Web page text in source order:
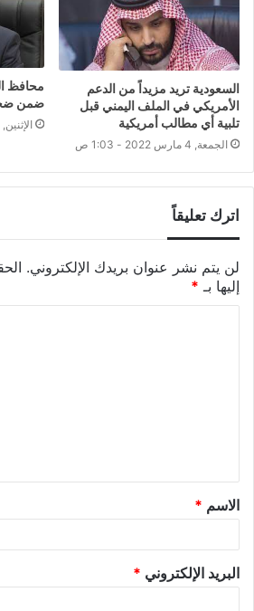
السعودية تريد مزيداً من الدعم
الأمريكي في الملف اليمني قبل
تلبية أي مطالب أمريكية
الجمعة, 4 مارس 2022 - 1:03 ص
محافظ
ضمن
الإثنين, 30 مارس 2020 - 3:46 م
اترك تعليقاً
لن يتم نشر عنوان بريدك الإلكتروني.
إليها بـ *
الاسم *
البريد الإلكتروني *